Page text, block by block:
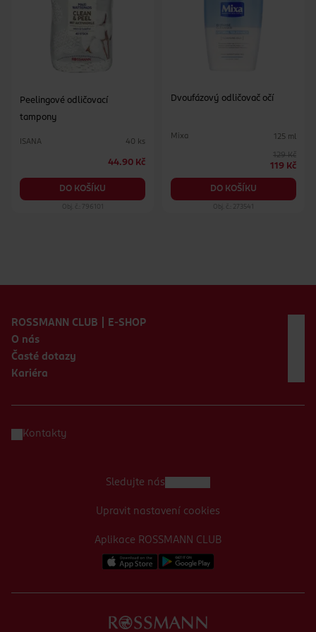
Peelingové odličovací
tampony
ISANA 40 ks
44.90 Kč
DO KOŠÍKU
Obj. č.: 796101
Dvoufázový odličovač očí
Mixa 125 ml
129 Kč
119 Kč
DO KOŠÍKU
Obj. č.: 273541
ROSSMANN CLUB | E-SHOP
O nás
Časté dotazy
Kariéra
Kontakty
Aplikace ROSSMANN CLUB
Sledujte nás
Upravit nastavení cookies